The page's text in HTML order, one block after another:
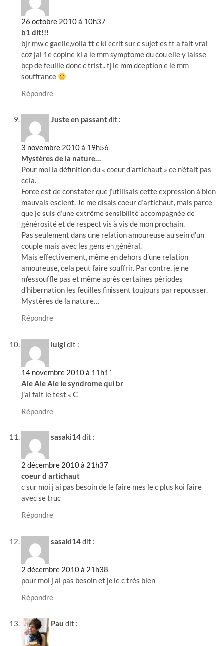
26 octobre 2010 à 10h37
b1 dit!!!
bjr mw c gaelle,voila tt c ki ecrit sur c sujet es tt a fait vrai
coz jai 1e copine ki a le mm symptome du cou elle y laisse
bcp de feuille donc c trist.. tj le mm dception e le mm
souffrance
Répondre
Juste en passantdit :
3 novembre 2010 à 19h56
Mystères de la nature…
Pour moi la définition du « coeur d’artichaut » ce n’était pas
cela.
Force est de constater que j’utilisais cette expression à bien
mauvais escient. Je me disais coeur d’artichaut, mais parce
que je suis d’une extrême sensibilité accompagnée de
générosité et de respect vis à vis de mon prochain.
Pas seulement dans une relation amoureuse au sein d’un
couple mais avec les gens en général.
Mais effectivement, même en dehors d’une relation
amoureuse, cela peut faire souffrir. Par contre, je ne
m’essouffle pas et même après certaines périodes
d’hibernation les feuilles finissent toujours par repousser.
Mystères de la nature…
Répondre
luigi dit :
14 novembre 2010 à 11h11
Aie Aie Aie le syndrome qui br
j’ai fait le test « C
Répondre
sasaki14dit :
2 décembre 2010 à 21h37
coeur d artichaut
c sur moi j ai pas besoin de le faire mes le c plus koi faire
avec se truc
Répondre
sasaki14dit :
2 décembre 2010 à 21h38
pour moi j ai pas besoin et je le c trés bien
Répondre
Pau dit :